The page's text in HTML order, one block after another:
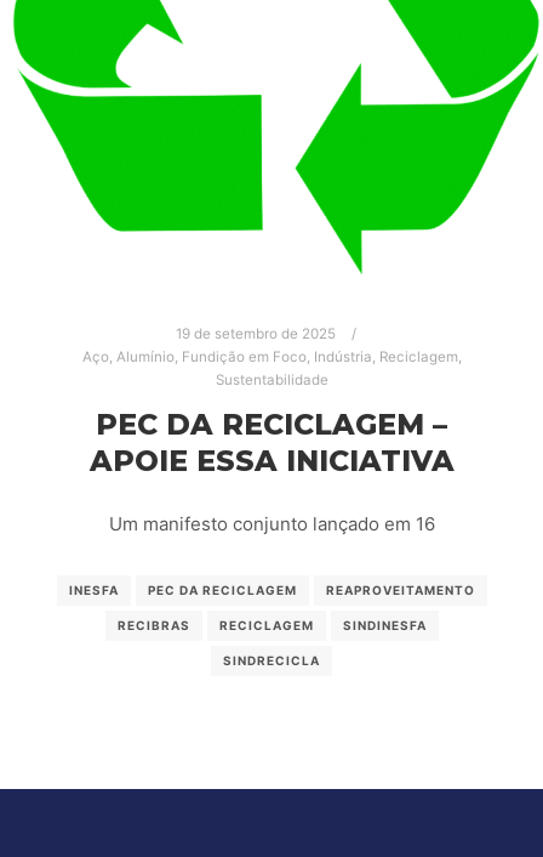
19 de setembro de 2025
Aço, Alumínio, Fundição em Foco, Indústria, Reciclagem,
Sustentabilidade
PEC DA RECICLAGEM –
APOIE ESSA INICIATIVA
Um manifesto conjunto lançado em 16
INESFA PEC DA RECICLAGEM REAPROVEITAMENTO
RECIBRAS RECICLAGEM SINDINESFA
SINDRECICLA